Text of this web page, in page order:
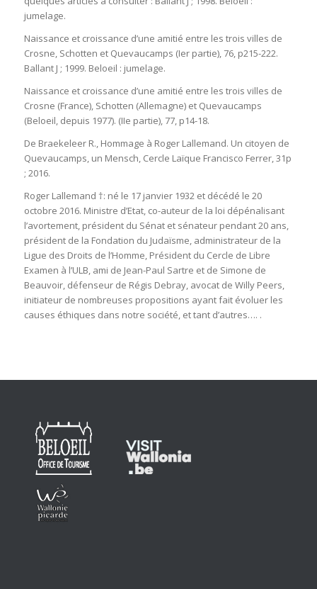
jumelage.
Naissance et croissance d’une amitié entre les trois villes de
Crosne, Schotten et Quevaucamps (Ier partie), 76, p215-222.
Ballant J ; 1999. Beloeil : jumelage.
Naissance et croissance d’une amitié entre les trois villes de
Crosne (France), Schotten (Allemagne) et Quevaucamps
(Beloeil, depuis 1977). (IIe partie), 77, p14-18.
De Braekeleer R., Hommage à Roger Lallemand. Un citoyen de
Quevaucamps, un Mensch, Cercle Laïque Francisco Ferrer, 31p
; 2016.
Roger Lallemand †: né le 17 janvier 1932 et décédé le 20
octobre 2016. Ministre d’Etat, co-auteur de la loi dépénalisant
l’avortement, président du Sénat et sénateur pendant 20 ans,
président de la Fondation du Judaïsme, administrateur de la
Ligue des Droits de l’Homme, Président du Cercle de Libre
Examen à l’ULB, ami de Jean-Paul Sartre et de Simone de
Beauvoir, défenseur de Régis Debray, avocat de Willy Peers,
initiateur de nombreuses propositions ayant fait évoluer les
causes éthiques dans notre société, et tant d’autres…. .